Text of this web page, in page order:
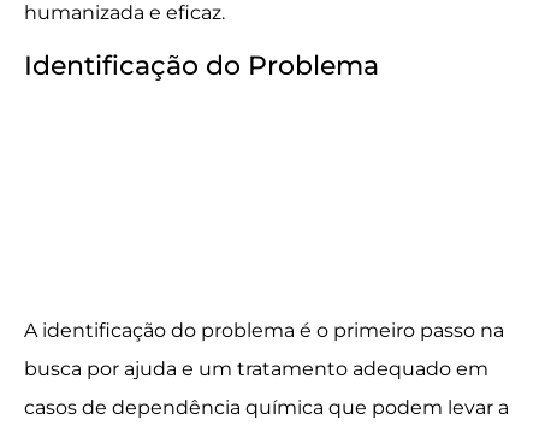
humanizada e eficaz.
Identificação do Problema
A identificação do problema é o primeiro passo na
busca por ajuda e um tratamento adequado em
casos de dependência química que podem levar a